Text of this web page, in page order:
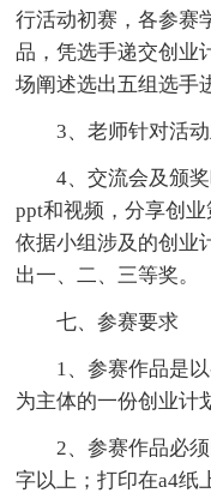
行活动初赛，各参赛
品，凭选手递交创业
场阐述选出五组选手
3、老师针对活
4、交流会及颁
ppt和视频，分享创
依据小组涉及的创业
出一、二、三等奖。
七、参赛要求
1、参赛作品是
为主体的一份创业计
2、参赛作品必
字以上；打印在a4纸